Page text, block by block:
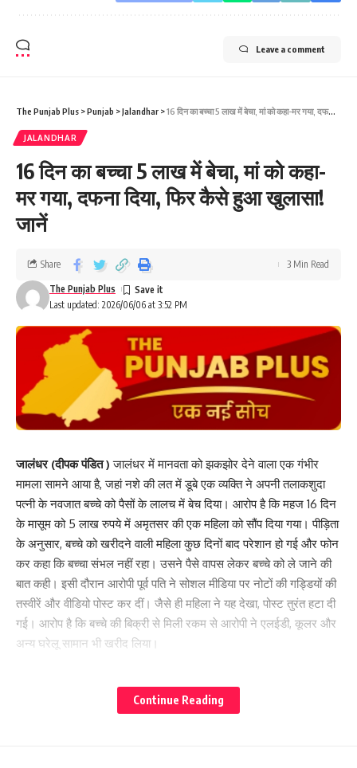
Leave a comment
The Punjab Plus >Punjab >Jalandhar >16 दिन का बच्चा 5 लाख में बेचा, मां को कहा-मर गया, दफना दिया, फिर कैसे हुआ खुलासा! जानें
JALANDHAR
16 दिन का बच्चा 5 लाख में बेचा, मां को कहा-
मर गया, दफना दिया, फिर कैसे हुआ खुलासा!
जानें
Last updated: 2026/06/06 at 3:52 PM
The Punjab Plus
Share 3 Min Read
जालंधर (दीपक पंडित )जालंधर में मानवता को झकझोर देने वाला एक गंभीर
मामला सामने आया है, जहां नशे की लत में डूबे एक व्यक्ति ने अपनी तलाकशुदा
पत्नी के नवजात बच्चे को पैसों के लालच में बेच दिया। आरोप है कि महज 16 दिन
के मासूम को 5 लाख रुपये में अमृतसर की एक महिला को सौंप दिया गया। पीड़िता
के अनुसार, बच्चे को खरीदने वाली महिला कुछ दिनों बाद परेशान हो गई और फोन
कर कहा कि बच्चा संभल नहीं रहा। उसने पैसे वापस लेकर बच्चे को ले जाने की
बात कही। इसी दौरान आरोपी पूर्व पति ने सोशल मीडिया पर नोटों की गड्डियों की
तस्वीरें और वीडियो पोस्ट कर दीं। जैसे ही महिला ने यह देखा, पोस्ट तुरंत हटा दी
गई। आरोप है कि बच्चे की बिक्री से मिली रकम से आरोपी ने एलईडी, कूलर और
अन्य घरेलू सामान भी खरीद लिया।
कहा गया कि बच्चे की मौत हो चुकी है और उसे दफना दिया है। इतना ही नहीं,
Continue Reading